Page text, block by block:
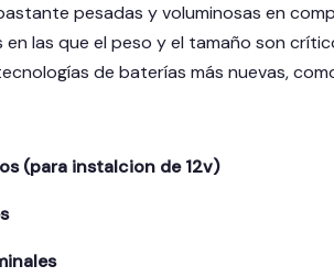
pesadas y voluminosas en
las que el peso y el tamaño son
de baterías más nuevas,
(para instalcion de 12v)